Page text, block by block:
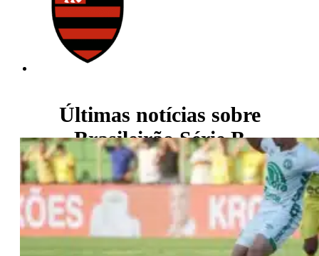
Últimas notícias sobre
Brasileirão Série B